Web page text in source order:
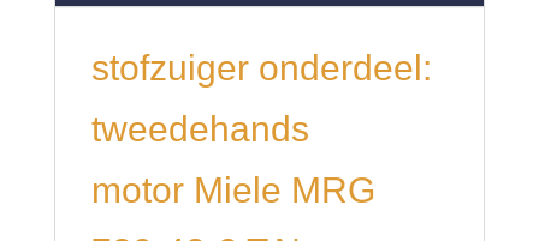
stofzuiger onderdeel:
tweedehands
motor Miele MRG